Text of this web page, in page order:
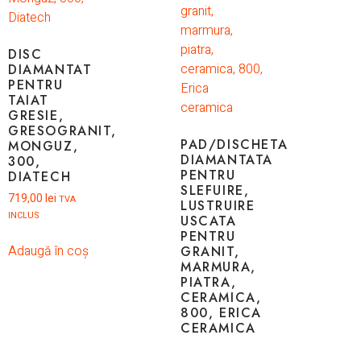
DISC
DIAMANTAT
PENTRU
TAIAT
GRESIE,
GRESOGRANIT,
MONGUZ,
300,
DIATECH
719,00 lei TVA
INCLUS
Adaugă în coș
PAD/DISCHETA
DIAMANTATA
PENTRU
SLEFUIRE,
LUSTRUIRE
USCATA
PENTRU
GRANIT,
MARMURA,
PIATRA,
CERAMICA,
800, ERICA
CERAMICA